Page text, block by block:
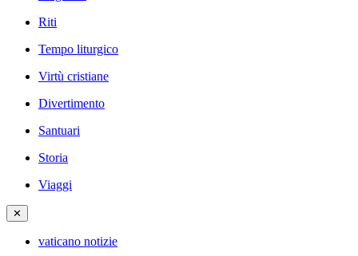
Riti
Tempo liturgico
Virtù cristiane
Divertimento
Santuari
Storia
Viaggi
✕
vaticano notizie